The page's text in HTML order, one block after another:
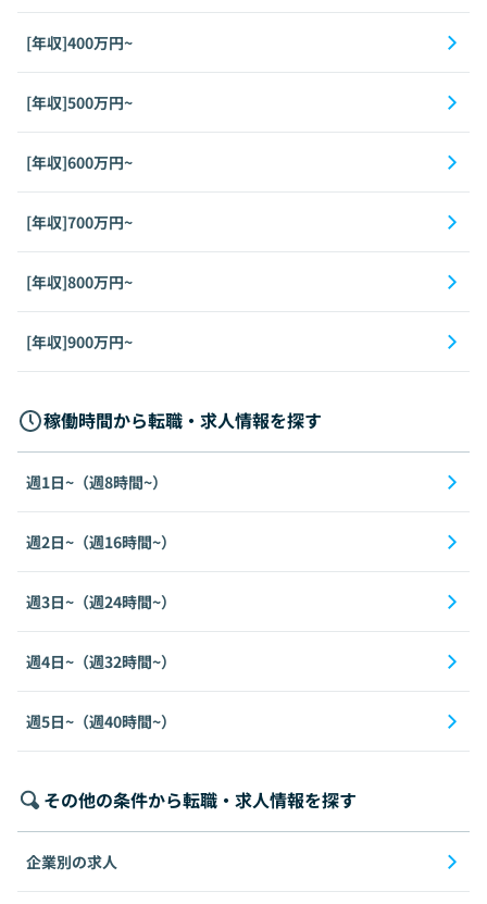
[年収]400万円~
[年収]500万円~
[年収]600万円~
[年収]700万円~
[年収]800万円~
[年収]900万円~
稼働時間から転職・求人情報を探す
週1日~（週8時間~）
週2日~（週16時間~）
週3日~（週24時間~）
週4日~（週32時間~）
週5日~（週40時間~）
その他の条件から転職・求人情報を探す
企業別の求人